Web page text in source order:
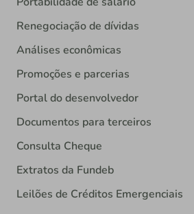
Renegociação de dívidas
Análises econômicas
Promoções e parcerias
Portal do desenvolvedor
Documentos para terceiros
Consulta Cheque
Extratos da Fundeb
Leilões de Créditos Emergenciais